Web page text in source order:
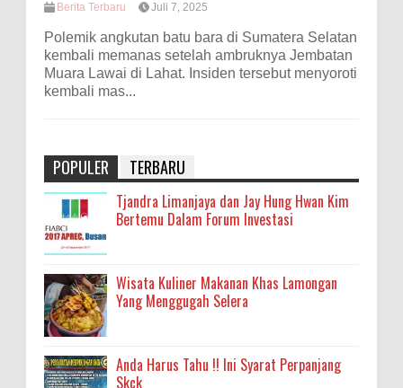
Berita Terbaru Juli 7, 2025
Polemik angkutan batu bara di Sumatera Selatan
kembali memanas setelah ambruknya Jembatan
Muara Lawai di Lahat. Insiden tersebut menyoroti
kembali mas...
POPULER TERBARU
Tjandra Limanjaya dan Jay Hung Hwan Kim
Bertemu Dalam Forum Investasi
Wisata Kuliner Makanan Khas Lamongan
Yang Menggugah Selera
Anda Harus Tahu !! Ini Syarat Perpanjang
Skck